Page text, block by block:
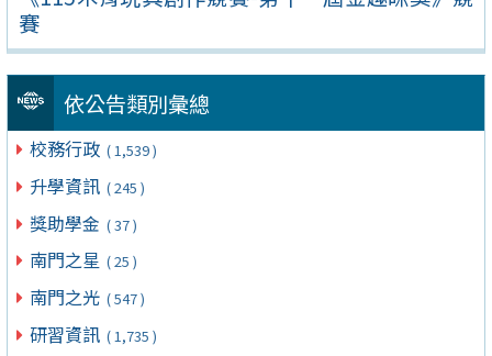
賽
依公告類別彙總
校務行政 ( 1,539 )
升學資訊 ( 245 )
獎助學金 ( 37 )
南門之星 ( 25 )
南門之光 ( 547 )
研習資訊 ( 1,735 )